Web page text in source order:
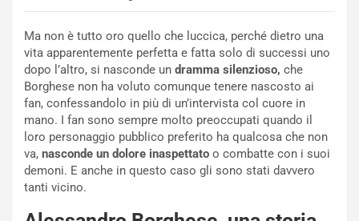
Ma non è tutto oro quello che luccica, perché dietro una
vita apparentemente perfetta e fatta solo di successi uno
dopo l’altro, si nasconde un dramma silenzioso, che
Borghese non ha voluto comunque tenere nascosto ai
fan, confessandolo in più di un’intervista col cuore in
mano. I fan sono sempre molto preoccupati quando il
loro personaggio pubblico preferito ha qualcosa che non
va, nasconde un dolore inaspettato o combatte con i suoi
demoni. E anche in questo caso gli sono stati davvero
tanti vicino.